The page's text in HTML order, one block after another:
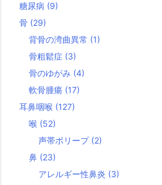
糖尿病 (9)
骨 (29)
背骨の湾曲異常 (1)
骨粗鬆症 (3)
骨のゆがみ (4)
軟骨腫瘍 (17)
耳鼻咽喉 (127)
喉 (52)
声帯ポリープ (2)
鼻 (23)
アレルギー性鼻炎 (3)